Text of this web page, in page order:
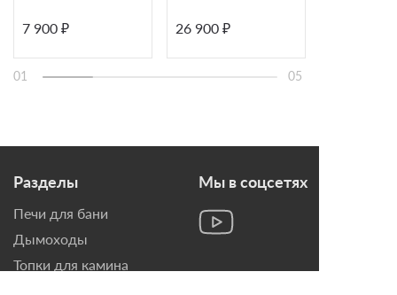
7 900 ₽ 26 900 ₽
01 05
Разделы
Печи для бани
Дымоходы
Топки для камина
Мы в соцсетях